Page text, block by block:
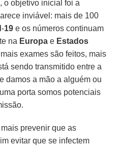
o objetivo inicial foi a
inviável: mais de 100
-19 e os números continuam
na Europa e Estados
exames são feitos, mais
sendo transmitido entre a
damos a mão a alguém ou
porta somos potenciais
prevenir que as
evitar que se infectem